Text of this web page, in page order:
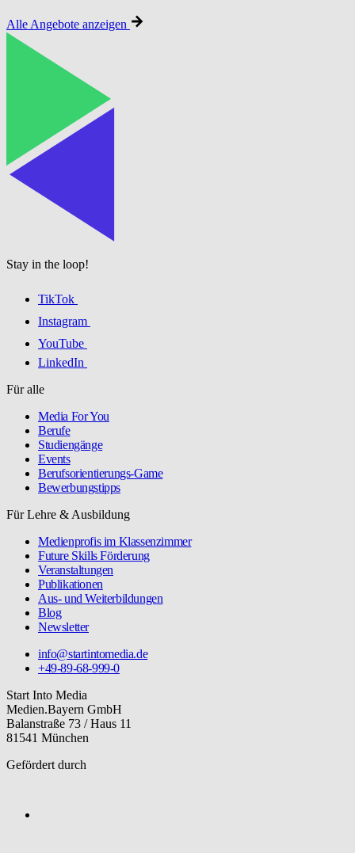
Alle Angebote anzeigen
Stay in the loop!
TikTok
Instagram
YouTube
LinkedIn
Für alle
Media For You
Berufe
Studiengänge
Events
Berufsorientierungs-Game
Bewerbungstipps
Für Lehre & Ausbildung
Medienprofis im Klassenzimmer
Future Skills Förderung
Veranstaltungen
Publikationen
Aus- und Weiterbildungen
Blog
Newsletter
info@startintomedia.de
+49-89-68-999-0
Start Into Media
Medien.Bayern GmbH
Balanstraße 73 / Haus 11
81541 München
Gefördert durch